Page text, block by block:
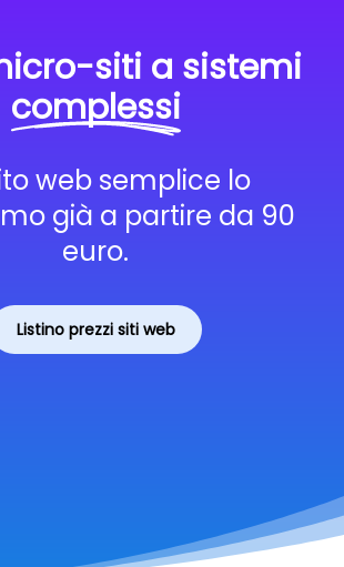
siti a sistemi
complessi
web semplice lo
già a partire da 90
euro.
Listino prezzi siti web